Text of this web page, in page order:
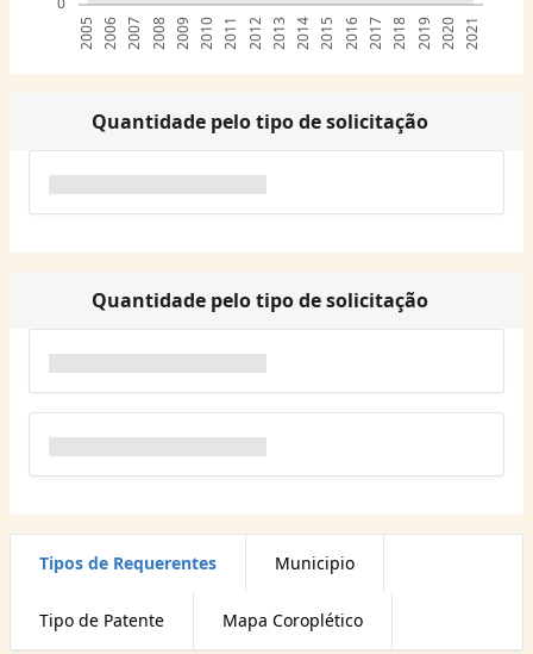
2005 2006 2007 2008 2009 2010 2011 2012 2013 2014 2015 2016 2017 2018 2019 2020 2021
Quantidade pelo tipo de solicitação
Quantidade pelo tipo de solicitação
Tipos de Requerentes Municipio
Tipo de Patente Mapa Coroplético